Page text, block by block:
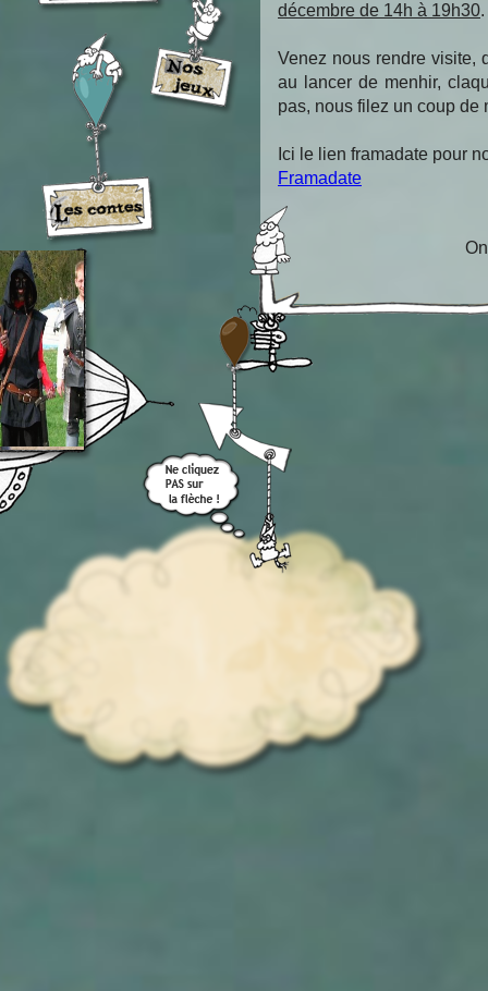
décembre de 14h à 19h30.
Venez nous rendre visite,
au lancer de menhir,
pas, nous filez un coup
Ici le lien framadate pour
Framadate